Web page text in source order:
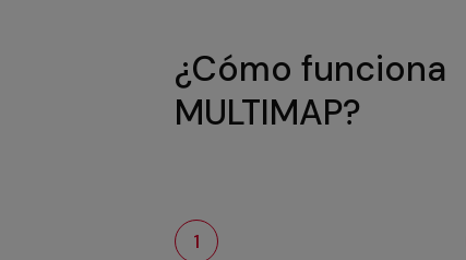
¿Cómo funciona
MULTIMAP?
1